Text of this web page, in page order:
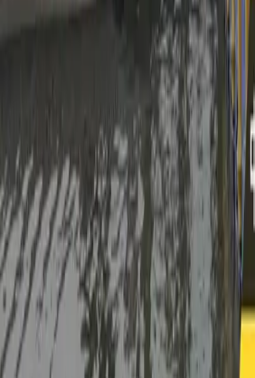
消息
消息文章和更新